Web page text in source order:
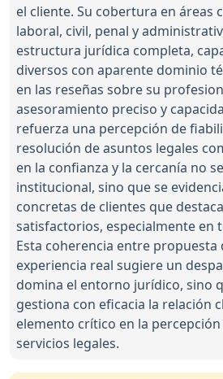
el cliente. Su cobertura en áreas
laboral, civil, penal y
estructura jurídica completa,
diversos con aparente dominio
en las reseñas sobre su
asesoramiento preciso y
refuerza una percepción de
resolución de asuntos legales
en la confianza y la cercanía no
institucional, sino que se
concretas de clientes que
satisfactorios, especialmente en
Esta coherencia entre propuesta
experiencia real sugiere un
domina el entorno jurídico, sino
gestiona con eficacia la relación
elemento crítico en la
servicios legales.